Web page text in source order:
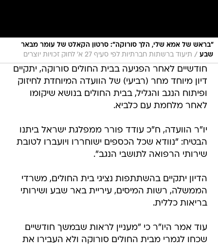
"בראש של אמא שלי, הלך סורוקה": סרטון הקאלט של עומר מבאר
שבע / תיעוד ברשתות חברתיות לפי סעיף 27 א' לחוק זכויות יוצרים
חודשיים לאחר הפגיעה בבית החולים סורוקה, יתקיים
דיון מיוחד מחר (רביעי) של הוועדה המיוחדת לחיזוק
ופיתוח הנגב והגליל, בבית החולים בנושא שיקומו
לאחר מלחמת עם כלביא.
יו"ר הוועדה, ח"כ עודד פורר ממפלגת ישראל ביתנו
הבטיח: "נוודא שכל הכספים ישוחררו ויועברו לטובת
שירותי הרפואה לתושבי הנגב".
הדיון יתקיים בהשתתפות נציגי בית החולים, משרדי
הממשלה, רשות המיסים, עיריית באר שבע ושירותי
בריאות כללית.
עוד אמר היו"ר כי "מעניין לראות שבמשך חודשיים
שכחו לגמרי מבית החולים סורוקה ולא העבירו את